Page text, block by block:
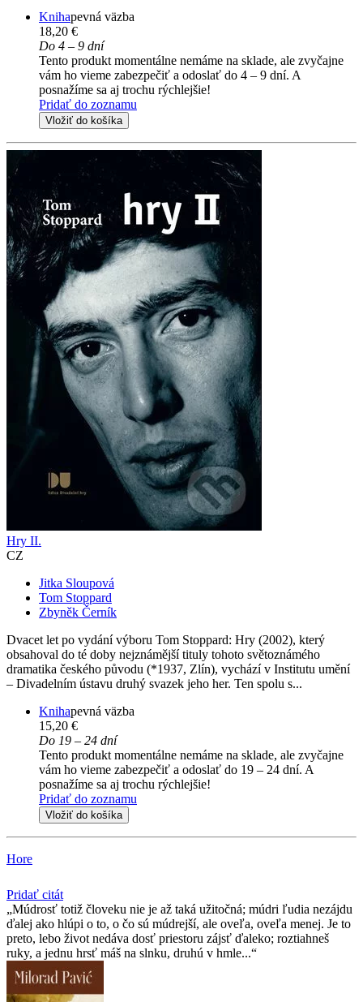
Knihapevná väzba
18,20 €
Do 4 – 9 dní
Tento produkt momentálne nemáme na sklade, ale zvyčajne
vám ho vieme zabezpečiť a odoslať do 4 – 9 dní. A
posnažíme sa aj trochu rýchlejšie!
Pridať do zoznamu
Vložiť do košíka
Hry II.
CZ
Jitka Sloupová
Tom Stoppard
Zbyněk Černík
Dvacet let po vydání výboru Tom Stoppard: Hry (2002), který
obsahoval do té doby nejznámější tituly tohoto světoznámého
dramatika českého původu (*1937, Zlín), vychází v Institutu umění
– Divadelním ústavu druhý svazek jeho her. Ten spolu s...
Knihapevná väzba
15,20 €
Do 19 – 24 dní
Tento produkt momentálne nemáme na sklade, ale zvyčajne
vám ho vieme zabezpečiť a odoslať do 19 – 24 dní. A
posnažíme sa aj trochu rýchlejšie!
Pridať do zoznamu
Vložiť do košíka
Hore
Pridať citát
Múdrosť totiž človeku nie je až taká užitočná; múdri ľudia nezájdu
ďalej ako hlúpi o to, o čo sú múdrejší, ale oveľa, oveľa menej. Je to
preto, lebo život nedáva dosť priestoru zájsť ďaleko; roztiahneš
ruky, a jednu hrsť máš na slnku, druhú v hmle...